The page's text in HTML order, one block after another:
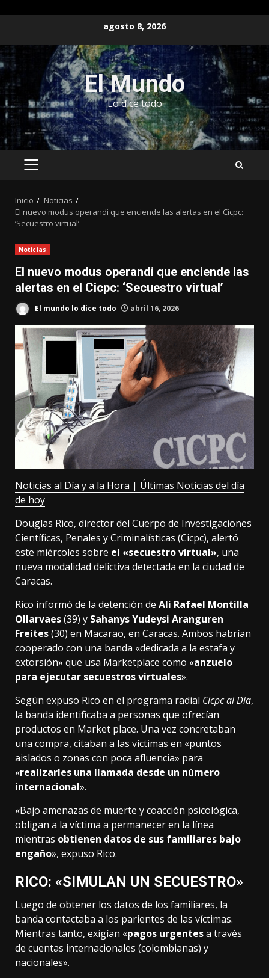
contenido
agosto 8, 2026
El Mundo
Lo dice todo
MENÚ
Inicio
Noticias
El nuevo modus operandi que enciende las alertas en el Cicpc:
‘Secuestro virtual’
Noticias
El nuevo modus operandi que enciende las
alertas en el Cicpc: ‘Secuestro virtual’
El mundo lo dice todo abril 16, 2026
Noticias al Día y a la Hora | Últimas Noticias del día
de hoy
Douglas Rico, director del Cuerpo de Investigaciones
Científicas, Penales y Criminalísticas (Cicpc), alertó
este miércoles sobre el «secuestro virtual», una
nueva modalidad delictiva detectada en la ciudad de
Caracas.
Rico informó de la detención de Ali Rafael Montilla
Ollarvaes(39) y Sahanys Yudeysi Aranguren
Freites(30) en Macarao, en Caracas. Ambos habrían
cooperado con una banda «dedicada a la estafa y
extorsión» que usa Marketplace como «anzuelo
para ejecutar secuestros virtuales».
Según expuso Rico en el programa radial Cicpc al Día,
la banda identificaba a personas que ofrecían
productos en Market place. Una vez concretaban
una compra, citaban a las víctimas en «puntos
aislados o zonas con poca afluencia» para
«realizarles una llamada desde un número
internacional».
«Bajo amenazas de muerte y coacción psicológica,
obligan a la víctima a permanecer en la línea
mientras obtienen datos de sus familiares bajo
engaño», expuso Rico.
RICO: «SIMULAN UN SECUESTRO»
Luego de obtener los datos de los familiares, la
banda contactaba a los parientes de las víctimas.
Mientras tanto, exigían «pagos urgentesa través
de cuentas internacionales (colombianas) y
nacionales».